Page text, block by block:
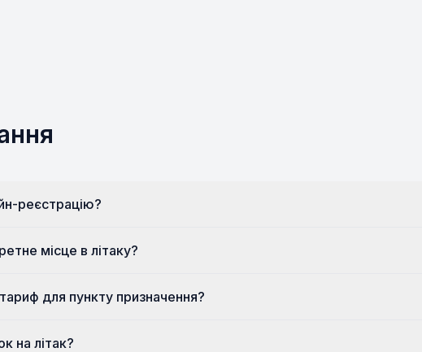
реєстрацію?
місце в літаку?
для пункту призначення?
на літак?